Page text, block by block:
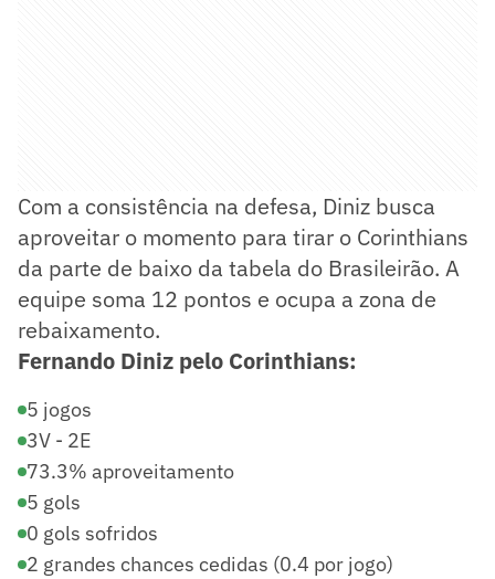
Com a consistência na defesa, Diniz busca
aproveitar o momento para tirar o Corinthians
da parte de baixo da tabela do Brasileirão. A
equipe soma 12 pontos e ocupa a zona de
rebaixamento.
Fernando Diniz pelo Corinthians:
5 jogos
3V - 2E
73.3% aproveitamento
5 gols
0 gols sofridos
2 grandes chances cedidas (0.4 por jogo)